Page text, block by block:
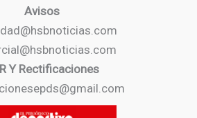
Avisos
Y Rectificaciones